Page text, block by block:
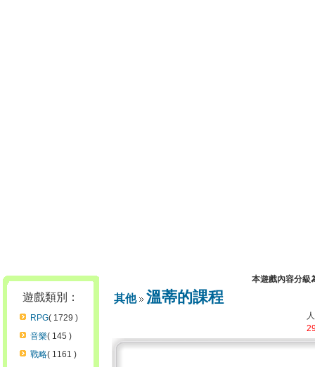
遊戲類別：
RPG( 1729 )
音樂( 145 )
戰略( 1161 )
本遊戲內容分級
其他 溫蒂的課程